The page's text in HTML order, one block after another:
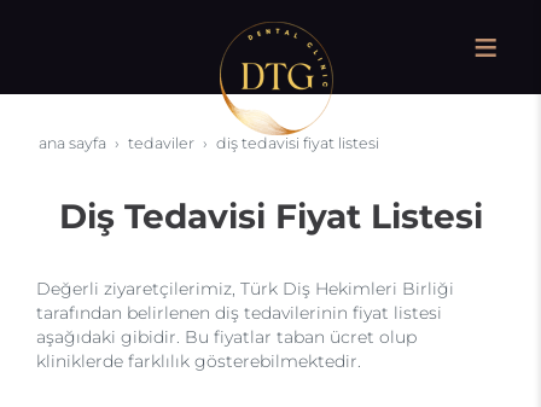
ana sayfa tedaviler diş tedavisi fiyat listesi
Diş Tedavisi Fiyat Listesi
Değerli ziyaretçilerimiz, Türk Diş Hekimleri Birliği
tarafından belirlenen diş tedavilerinin fiyat listesi
aşağıdaki gibidir. Bu fiyatlar taban ücret olup
kliniklerde farklılık gösterebilmektedir.